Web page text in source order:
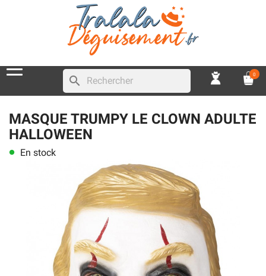
search 0
MASQUE TRUMPY LE CLOWN ADULTE
HALLOWEEN
lens En stock